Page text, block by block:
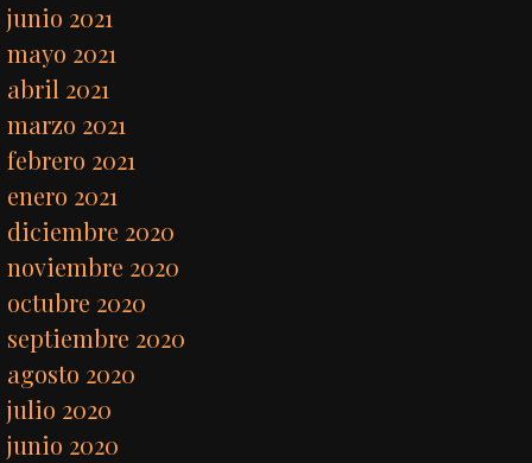
junio 2021
mayo 2021
abril 2021
marzo 2021
febrero 2021
enero 2021
diciembre 2020
noviembre 2020
octubre 2020
septiembre 2020
agosto 2020
julio 2020
junio 2020